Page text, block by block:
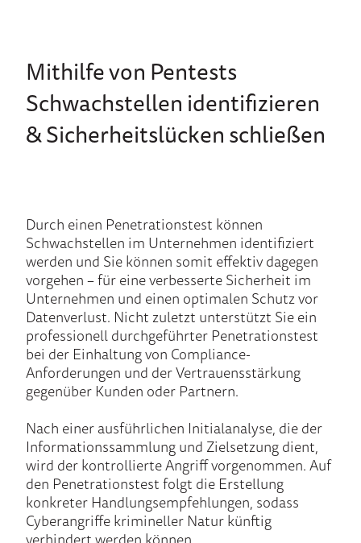
Mithilfe von Pentests
Schwachstellen identifizieren
& Sicherheitslücken schließen
Durch einen Penetrationstest können
Schwachstellen im Unternehmen identifiziert
werden und Sie können somit effektiv dagegen
vorgehen – für eine verbesserte Sicherheit im
Unternehmen und einen optimalen Schutz vor
Datenverlust. Nicht zuletzt unterstützt Sie ein
professionell durchgeführter Penetrationstest
bei der Einhaltung von Compliance-
Anforderungen und der Vertrauensstärkung
gegenüber Kunden oder Partnern.
Nach einer ausführlichen Initialanalyse, die der
Informationssammlung und Zielsetzung dient,
wird der kontrollierte Angriff vorgenommen. Auf
den Penetrationstest folgt die Erstellung
konkreter Handlungsempfehlungen, sodass
Cyberangriffe krimineller Natur künftig